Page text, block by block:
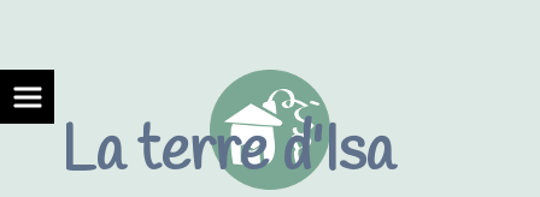
La terre d'Isa